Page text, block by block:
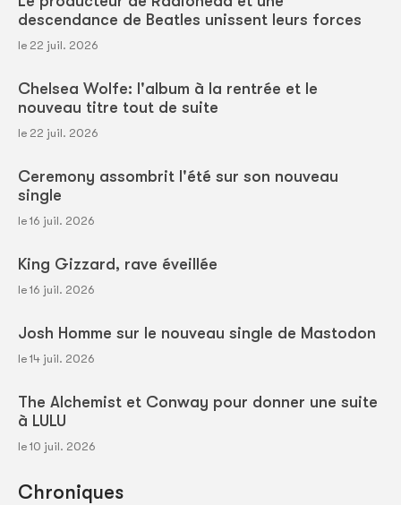
descendance de Beatles unissent leurs forces
le 22 juil. 2026
Chelsea Wolfe: l'album à la rentrée et le
nouveau titre tout de suite
le 22 juil. 2026
Ceremony assombrit l'été sur son nouveau
single
le 16 juil. 2026
King Gizzard, rave éveillée
le 16 juil. 2026
Josh Homme sur le nouveau single de Mastodon
le 14 juil. 2026
The Alchemist et Conway pour donner une suite
à LULU
le 10 juil. 2026
Chroniques